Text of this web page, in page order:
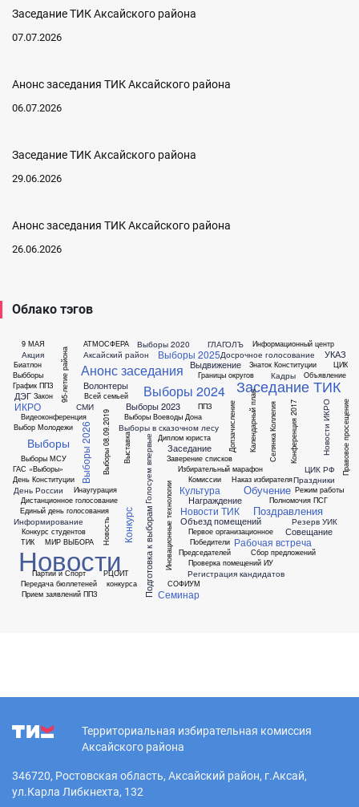
Заседание ТИК Аксайского района
07.07.2026
Анонс заседания ТИК Аксайского района
06.07.2026
Заседание ТИК Аксайского района
29.06.2026
Анонс заседания ТИК Аксайского района
26.06.2026
Облако тэгов
9 МАЯ
95-летие района
АТМОСФЕРА
Аксайский район
Акция
Анонс заседания
Биатлон
Видеоконференция
Волонтеры
Всей семьей
Выбборы
Выбор Молодежи
Выборы Выборы 08.09.2019
Выборы 2020
Выборы 2023
Выборы 2024
Выборы 2025
Выборы 2026
Выборы Воеводы Дона
Выборы МСУ
Выборы в сказочном лесу
Выдвижение
Выставка
ГАС «Выборы»
ГЛАГОЛЪ
Голосуем впервые
Границы округов
График ППЗ
ДЭГ
День Конституции
День России
Диплом юриста
Дистанционное голосование
Допзачисление
Досрочное голосование
Единый день голосования
Заверение списков
Закон
Заседание
Заседание ТИК
Знаток Конституции
ИКРО
Избирательный марафон
Инаугурация
Иновационные технологии
Информационный центр
Информирование
Кадры
Календарный план Коллегия
Комиссии
Конкурс
Конкурс студентов
Конференция 2017
Культура
МИР ВЫБОРА
Награждение
Наказ избирателя
Новости
Новости ИКРО
Новости ТИК
Новость
Обучение
Объезд помещений
Объявление
ППЗ
Партии и Спорт
Первое организационное
Передача бюллетеней
Победители
Подготовка к выборам Поздравления
Полномочия ПСГ
Правовое просещение
Праздники
Председателей
Прием заявлений ППЗ
Проверка помещений ИУ
РЦОИТ
Рабочая встреча
Регистрация кандидатов
Режим работы
Резерв УИК
СМИ
СОФИУМ
Сбор предложений
Селянка
Семинар
Совещание
ТИК
УКАЗ
ЦИК
ЦИК РФ
конкурса
Территориальная избирательная комиссия
Аксайского района
346720, Ростовская область, Аксайский район, г.Аксай,
ул.Карла Либкнехта, 132